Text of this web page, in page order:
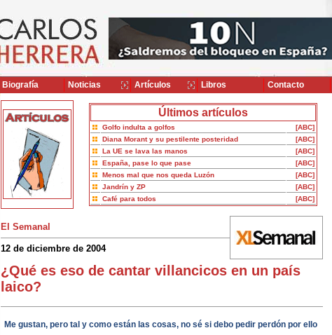
Últimos artículos
Golfo indulta a golfos
[ABC]
Diana Morant y su pestilente posteridad
[ABC]
La UE se lava las manos
[ABC]
España, pase lo que pase
[ABC]
Menos mal que nos queda Luzón
[ABC]
Jandrín y ZP
[ABC]
Café para todos
[ABC]
El Semanal
12 de diciembre de 2004
¿Qué es eso de cantar villancicos en un país
laico?
Me gustan, pero tal y como están las cosas, no sé si debo pedir perdón por ello
Biografía Noticias Artículos Libros Contacto